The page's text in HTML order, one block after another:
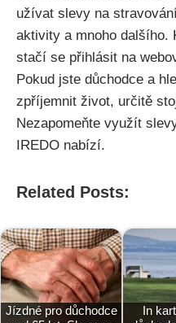
užívat slevy na
aktivity a mnoho dalšího.
stačí se přihlásit na
Pokud jste důchodce a
zpříjemnit život, určitě
Nezapomeňte využít
IREDO nabízí.
Related Posts:
Jízdné pro důchodce
In